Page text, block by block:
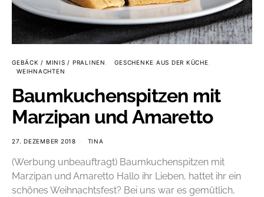
GEBÄCK / MINIS / PRALINEN
GESCHENKE AUS DER KÜCHE
WEIHNACHTEN
Baumkuchenspitzen mit
Marzipan und Amaretto
27. DEZEMBER 2018 TINA
(Werbung unbeauftragt) Baumkuchenspitzen mit
Marzipan und Amaretto Hallo ihr Lieben, hattet ihr ein
schönes Weihnachtsfest? Bei uns war es gemütlich,